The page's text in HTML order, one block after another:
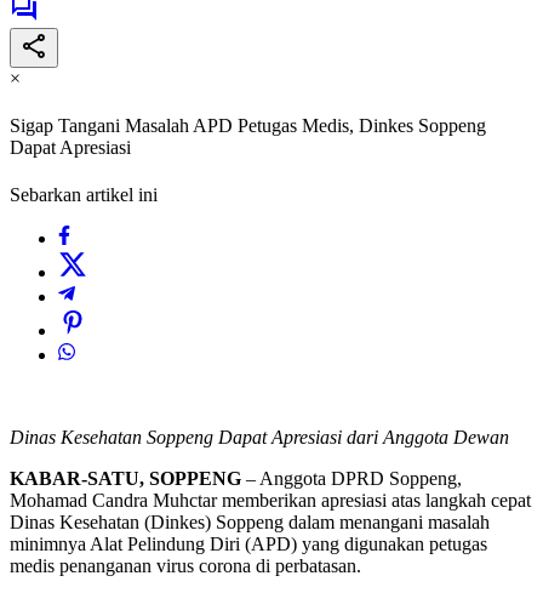
×
Sigap Tangani Masalah APD Petugas Medis, Dinkes Soppeng
Dapat Apresiasi
Sebarkan artikel ini
Dinas Kesehatan Soppeng Dapat Apresiasi dari Anggota Dewan
KABAR-SATU, SOPPENG – Anggota DPRD Soppeng,
Mohamad Candra Muhctar memberikan apresiasi atas langkah cepat
Dinas Kesehatan (Dinkes) Soppeng dalam menangani masalah
minimnya Alat Pelindung Diri (APD) yang digunakan petugas
medis penanganan virus corona di perbatasan.